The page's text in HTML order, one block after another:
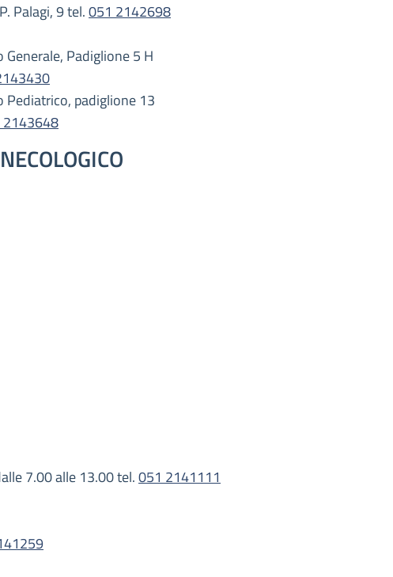
Palagi, 9 tel.051 2142698
Padiglione 5 H
Pediatrico, padiglione 13
7.00 alle 13.00 tel.051 2141111